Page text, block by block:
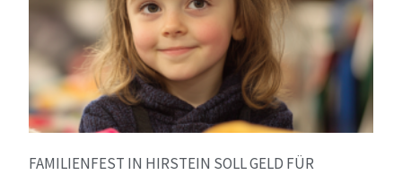
FAMILIENFEST IN HIRSTEIN SOLL GELD FÜR